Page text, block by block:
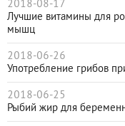
2018-08-17
Лучшие витамины для
мышц
2018-06-26
Употребление грибов
2018-06-25
Рыбий жир для